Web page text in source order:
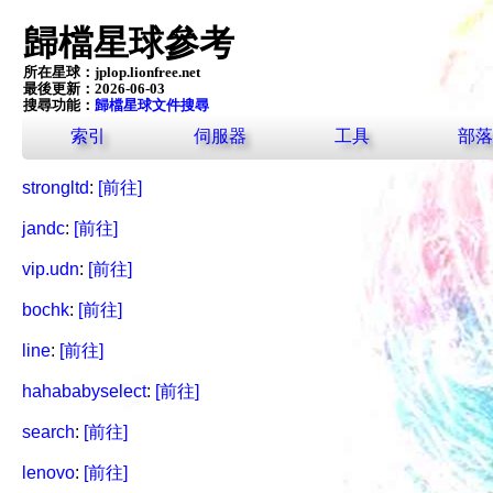
歸檔星球參考
所在星球： jplop.lionfree.net
最後更新：2026-06-03
搜尋功能： 歸檔星球文件搜尋
索引 伺服器 工具 部
strongltd: [前往]
jandc: [前往]
vip.udn: [前往]
bochk: [前往]
line: [前往]
hahababyselect: [前往]
search: [前往]
lenovo: [前往]